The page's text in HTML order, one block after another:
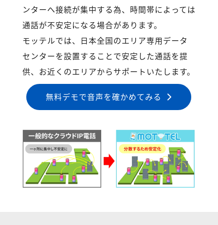
ンターへ接続が集中する為、時間帯によっては
通話が不安定になる場合があります。
モッテルでは、日本全国のエリア専用データ
センターを設置することで安定した通話を提
供、お近くのエリアからサポートいたします。
無料デモで音声を確かめてみる